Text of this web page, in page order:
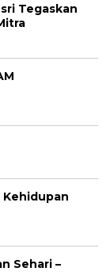
Tegaskan
Kehidupan
Sehari –